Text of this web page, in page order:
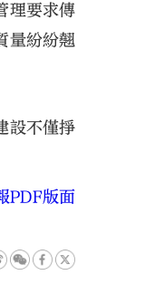
理要求傳
量紛紛翹
設不僅掙
PDF版面